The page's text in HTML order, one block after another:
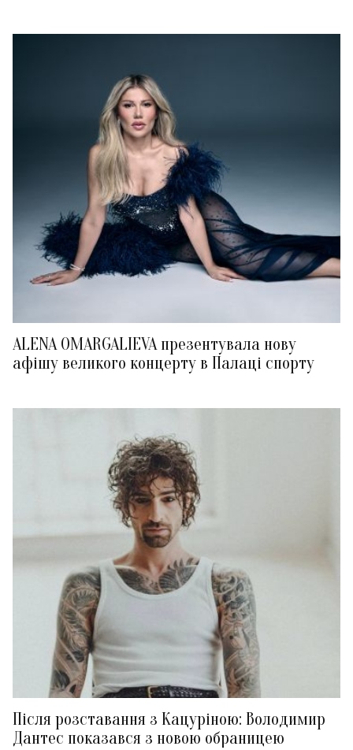
ALENA OMARGALIEVA презентувала нову
афішу великого концерту в Палаці спорту
Після розставання з Кацуріною: Володимир
Дантес показався з новою обраницею